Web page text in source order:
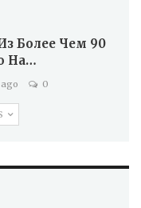
Более Чем 90
На…
0